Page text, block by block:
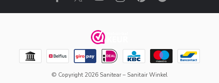
© Copyright 2026 Sanitear – Sanitair Winkel